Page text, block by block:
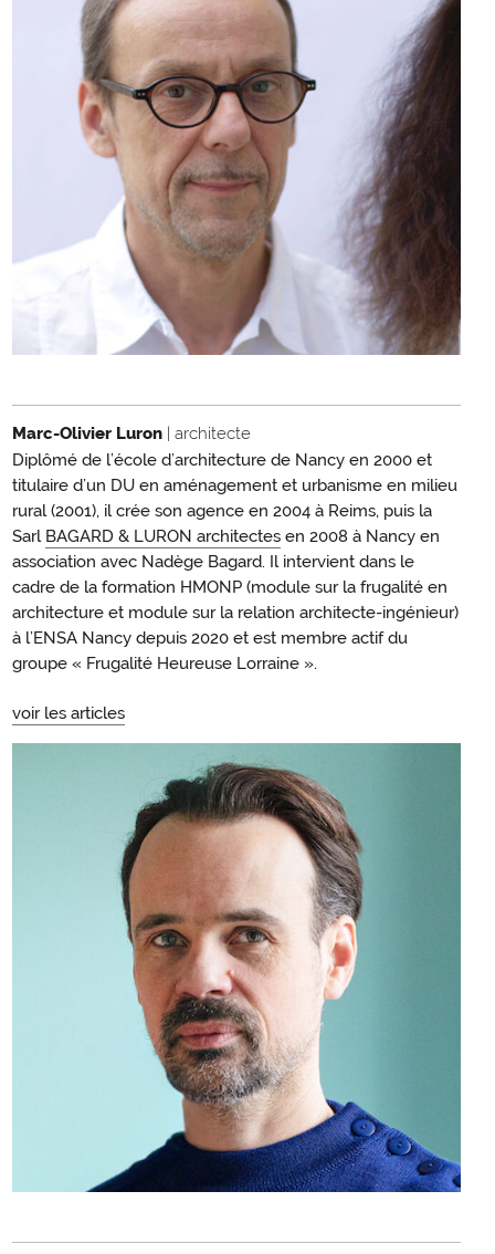
Marc-Olivier Luron | architecte
Diplômé de l’école d’architecture de Nancy en 2000 et
titulaire d’un DU en aménagement et urbanisme en milieu
rural (2001), il crée son agence en 2004 à Reims, puis la
Sarl BAGARD & LURON architectes en 2008 à Nancy en
association avec Nadège Bagard. Il intervient dans le
cadre de la formation HMONP (module sur la frugalité en
architecture et module sur la relation architecte-ingénieur)
à l’ENSA Nancy depuis 2020 et est membre actif du
groupe « Frugalité Heureuse Lorraine ».
voir les articles